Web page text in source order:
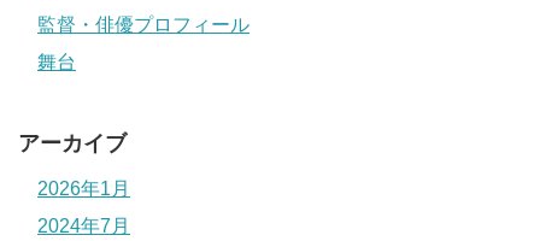
監督・俳優プロフィール
舞台
アーカイブ
2026年1月
2024年7月